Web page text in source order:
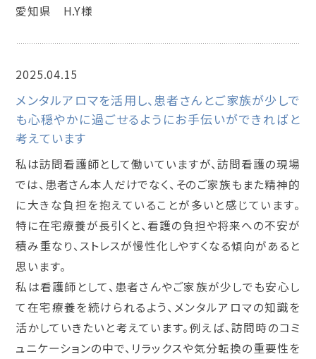
愛知県 H.Y様
2025.04.15
メンタルアロマを活用し、患者さんとご家族が少しで
も心穏やかに過ごせるようにお手伝いができればと
考えています
私は訪問看護師として働いていますが、訪問看護の現場
では、患者さん本人だけでなく、そのご家族もまた精神的
に大きな負担を抱えていることが多いと感じています。
特に在宅療養が長引くと、看護の負担や将来への不安が
積み重なり、ストレスが慢性化しやすくなる傾向があると
思います。
私は看護師として、患者さんやご家族が少しでも安心し
て在宅療養を続けられるよう、メンタルアロマの知識を
活かしていきたいと考えています。例えば、訪問時のコミ
ュニケーションの中で、リラックスや気分転換の重要性を